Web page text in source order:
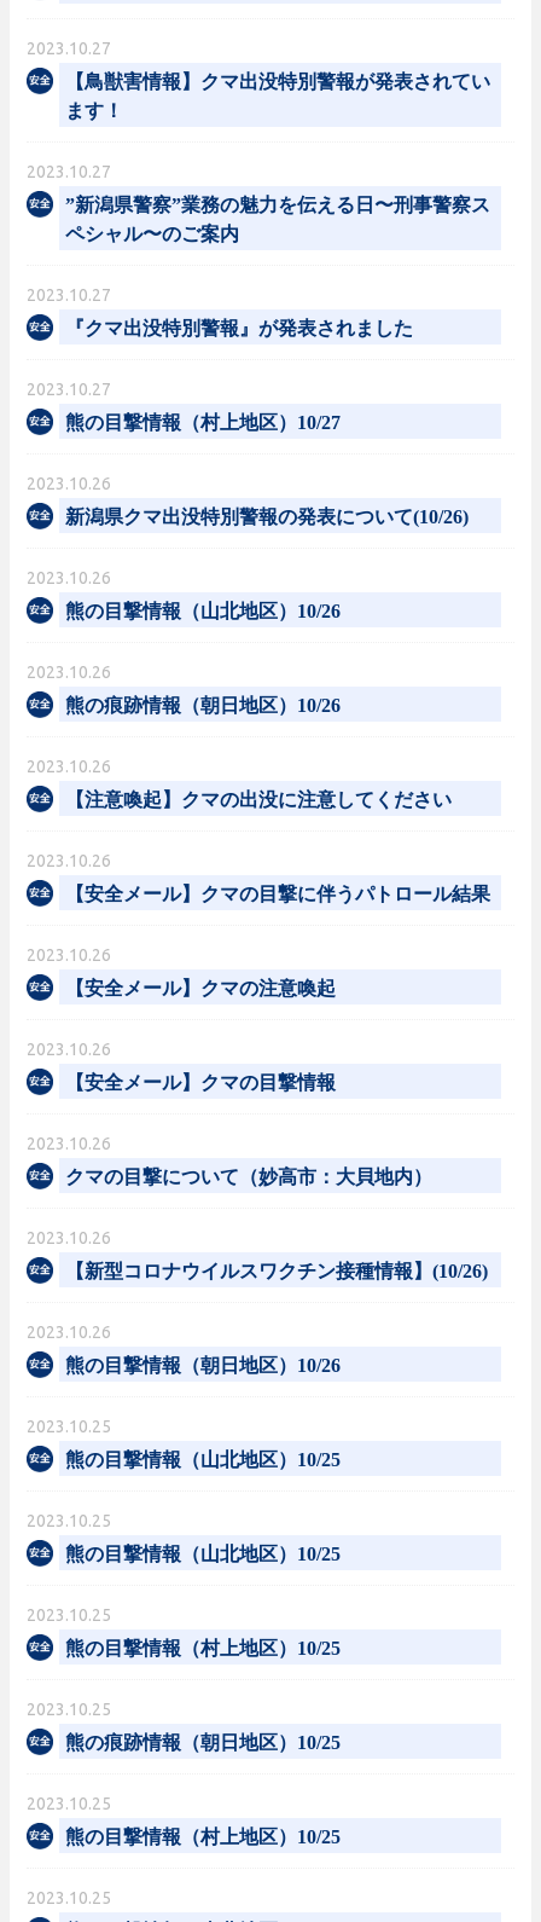
2023.10.27
【鳥獣害情報】クマ出没特別警報が発表されてい
ます！
2023.10.27
”新潟県警察”業務の魅力を伝える日〜刑事警察ス
ペシャル〜のご案内
2023.10.27
『クマ出没特別警報』が発表されました
2023.10.27
熊の目撃情報（村上地区）10/27
2023.10.26
新潟県クマ出没特別警報の発表について(10/26)
2023.10.26
熊の目撃情報（山北地区）10/26
2023.10.26
熊の痕跡情報（朝日地区）10/26
2023.10.26
【注意喚起】クマの出没に注意してください
2023.10.26
【安全メール】クマの目撃に伴うパトロール結果
2023.10.26
【安全メール】クマの注意喚起
2023.10.26
【安全メール】クマの目撃情報
2023.10.26
クマの目撃について（妙高市：大貝地内）
2023.10.26
【新型コロナウイルスワクチン接種情報】(10/26)
2023.10.26
熊の目撃情報（朝日地区）10/26
2023.10.25
熊の目撃情報（山北地区）10/25
2023.10.25
熊の目撃情報（山北地区）10/25
2023.10.25
熊の目撃情報（村上地区）10/25
2023.10.25
熊の痕跡情報（朝日地区）10/25
2023.10.25
熊の目撃情報（村上地区）10/25
2023.10.25